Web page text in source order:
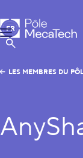
Pôle MecaTech
Menu
Afficher la
FR
EN
LES MEMBRES DU